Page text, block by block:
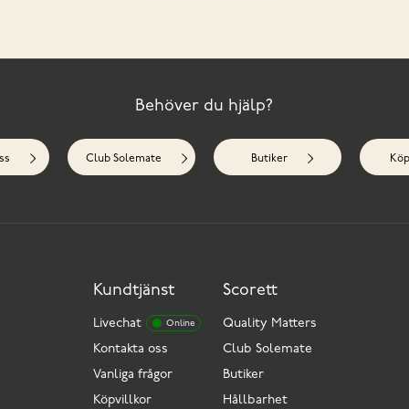
Behöver du hjälp?
Club Solemate Butiker
Kundtjänst
Livechat Online
Kontakta oss
Vanliga frågor
Köpvillkor
Scorett
Quality Matters
Club Solemate
Butiker
Hållbarhet